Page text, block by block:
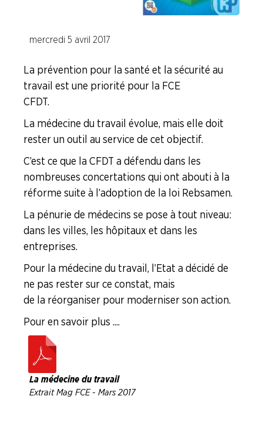
SERVICES
NOUS
CONNAÎTRE
AGENDA
Pourquoi
adhérer ?
mercredi 5 avril 2017
La prévention pour la santé et la sécurité au
travail est une priorité pour la FCE
CFDT.
La médecine du travail évolue, mais elle doit
rester un outil au service de cet objectif.
C’est ce que la CFDT a défendu dans les
nombreuses concertations qui ont abouti à la
réforme suite à l’adoption de la loi Rebsamen.
La pénurie de médecins se pose à tout niveau :
dans les villes, les hôpitaux et dans les
entreprises.
Pour la médecine du travail, l’Etat a décidé de
ne pas rester sur ce constat, mais
de la réorganiser pour moderniser son action.
Pour en savoir plus ....
La médecine du travail
Extrait Mag FCE - Mars 2017